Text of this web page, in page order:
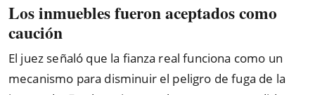
Los inmuebles fueron aceptados como
caución
El juez señaló que la fianza real funciona como un
mecanismo para disminuir el peligro de fuga de la